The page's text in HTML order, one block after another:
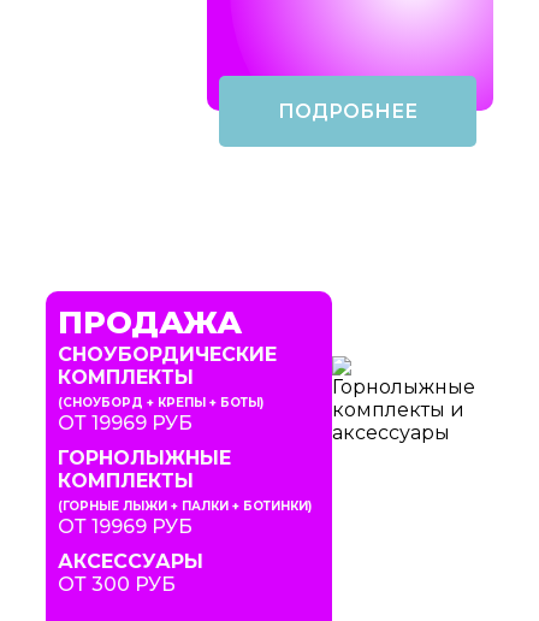
ПОДРОБНЕЕ
ПРОДАЖА
СНОУБОРДИЧЕСКИЕ
КОМПЛЕКТЫ
(СНОУБОРД + КРЕПЫ + БОТЫ)
ОТ 19969 РУБ
ГОРНОЛЫЖНЫЕ
КОМПЛЕКТЫ
(ГОРНЫЕ ЛЫЖИ + ПАЛКИ + БОТИНКИ)
ОТ 19969 РУБ
АКСЕССУАРЫ
ОТ 300 РУБ